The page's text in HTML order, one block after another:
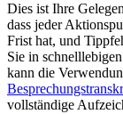
Dies ist Ihre
dass jeder
Frist hat, und
Sie in
kann die
vollständige